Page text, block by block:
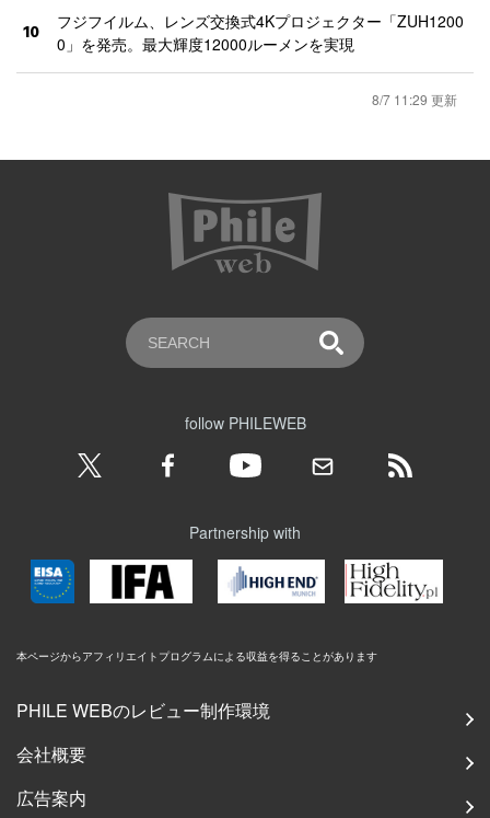
10
フジフイルム、レンズ交換式4Kプロジェクター「ZUH1200
0」を発売。最大輝度12000ルーメンを実現
8/7 11:29 更新
follow PHILEWEB
Partnership with
本ページからアフィリエイトプログラムによる収益を得ることがあります
PHILE WEBのレビュー制作環境
会社概要
広告案内